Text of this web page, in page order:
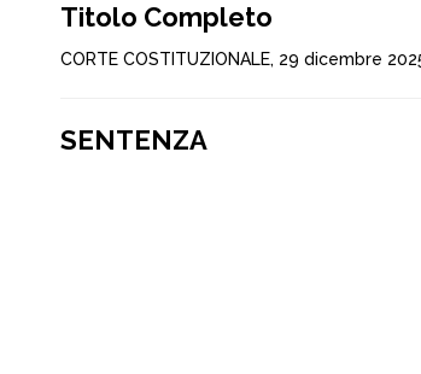
Titolo Completo
CORTE COSTITUZIONALE, 29 dicembre
SENTENZA